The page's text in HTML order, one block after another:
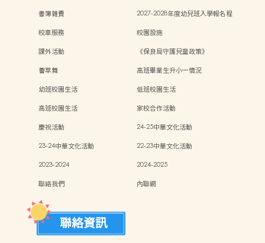
書簿雜費
2027-2028年度幼兒班入學報名程
校車服務
校園設施
課外活動
《保良局守護兒童政策》
薈萃舞
高班畢業生升小一情況
幼班校園生活
低班校園生活
高班校園生活
家校合作活動
慶祝活動
24-25中華文化活動
23-24中華文化活動
22-23中華文化活動
2023-2024
2024-2025
聯絡我們
內聯網
聯絡資訊